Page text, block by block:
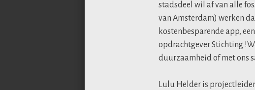
stadsdeel wil af van alle
van Amsterdam) werken
kostenbesparende app,
opdrachtgever Stichting
duurzaamheid of met ons
Lulu Helder is